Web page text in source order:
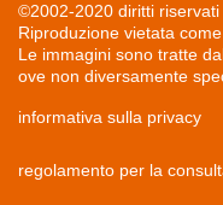
©2002-2020 diritti riservati
Riproduzione vietata
Le immagini sono tratte
ove non diversamente
informativa sulla privacy
regolamento per la